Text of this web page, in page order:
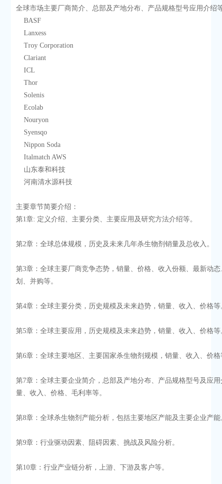
全球市场主要厂商简介、总部及产地分布、产品规格型号应用介绍
    BASF
    Lanxess
    Troy Corporation
    Clariant
    ICL
    Thor
    Solenis
    Ecolab
    Nouryon
    Syensqo
    Nippon Soda
    Italmatch AWS
    山东泰和科技
    河南清水源科技
主要章节简要介绍：
第1章: 定义介绍、主要分类、主要应用及研究方法介绍等。
第2章：全球总体规模，历史及未来几年杀生物剂销量及总收入。
第3章：全球主要厂商竞争态势，销量、价格、收入份额、最新动
划、并购等。
第4章：全球主要分类，历史规模及未来趋势，销量、收入、价格等
第5章：全球主要应用，历史规模及未来趋势，销量、收入、价格等
第6章：全球主要地区、主要国家杀生物剂规模，销量、收入、价
第7章：全球主要企业简介，总部及产地分布、产品规格型号及应
量、收入、价格、毛利率等。
第8章：全球杀生物剂产能分析，包括主要地区产能及主要企业产能
第9章：行业驱动因素、阻碍因素、挑战及风险分析。
第10章：行业产业链分析，上游、下游及客户等。